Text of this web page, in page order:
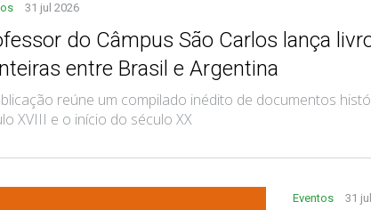
31 jul 2026
do Câmpus São Carlos lança
entre Brasil e Argentina
reúne um compilado inédito de documentos
XVIII e o início do século XX
Eventos 31